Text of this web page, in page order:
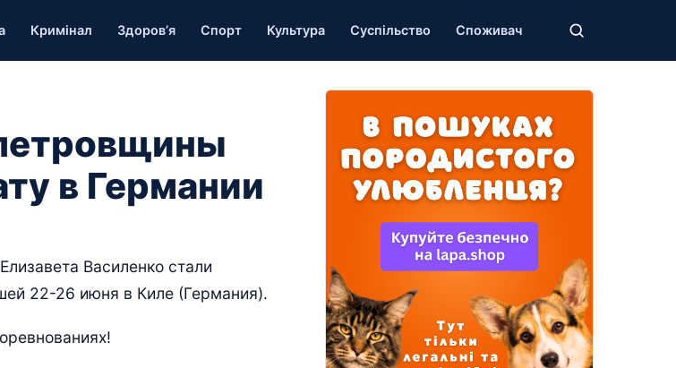
Кримінал Здоров’я Спорт Культура Суспільство Споживач
в Германии
Василенко стали
22-26 июня в Киле (Германия).